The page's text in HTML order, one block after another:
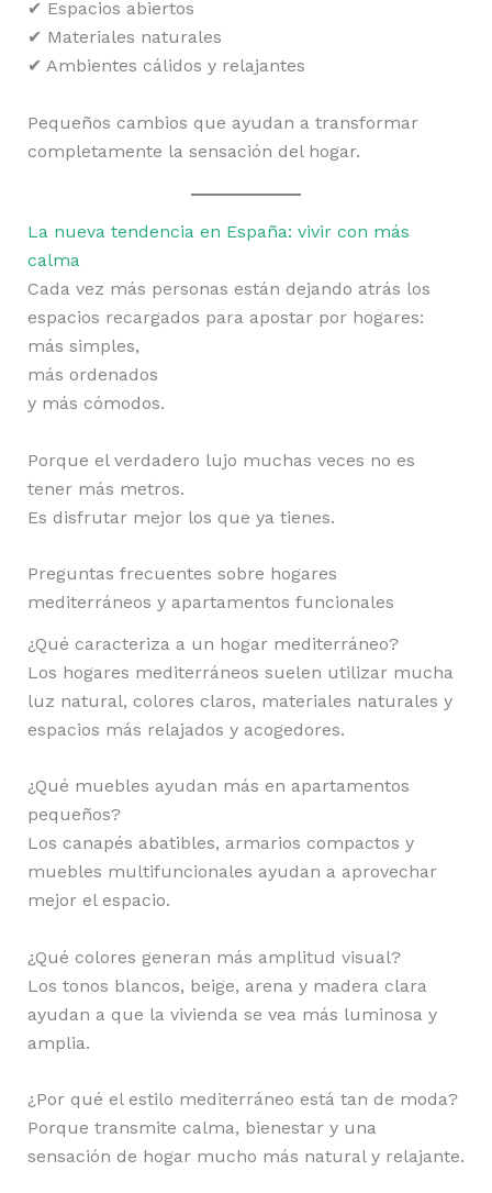
✔ Espacios abiertos
✔ Materiales naturales
✔ Ambientes cálidos y relajantes
Pequeños cambios que ayudan a transformar
completamente la sensación del hogar.
La nueva tendencia en España: vivir con más
calma
Cada vez más personas están dejando atrás los
espacios recargados para apostar por hogares:
más simples,
más ordenados
y más cómodos.
Porque el verdadero lujo muchas veces no es
tener más metros.
Es disfrutar mejor los que ya tienes.
Preguntas frecuentes sobre hogares
mediterráneos y apartamentos funcionales
¿Qué caracteriza a un hogar mediterráneo?
Los hogares mediterráneos suelen utilizar mucha
luz natural, colores claros, materiales naturales y
espacios más relajados y acogedores.
¿Qué muebles ayudan más en apartamentos
pequeños?
Los canapés abatibles, armarios compactos y
muebles multifuncionales ayudan a aprovechar
mejor el espacio.
¿Qué colores generan más amplitud visual?
Los tonos blancos, beige, arena y madera clara
ayudan a que la vivienda se vea más luminosa y
amplia.
¿Por qué el estilo mediterráneo está tan de moda?
Porque transmite calma, bienestar y una
sensación de hogar mucho más natural y relajante.